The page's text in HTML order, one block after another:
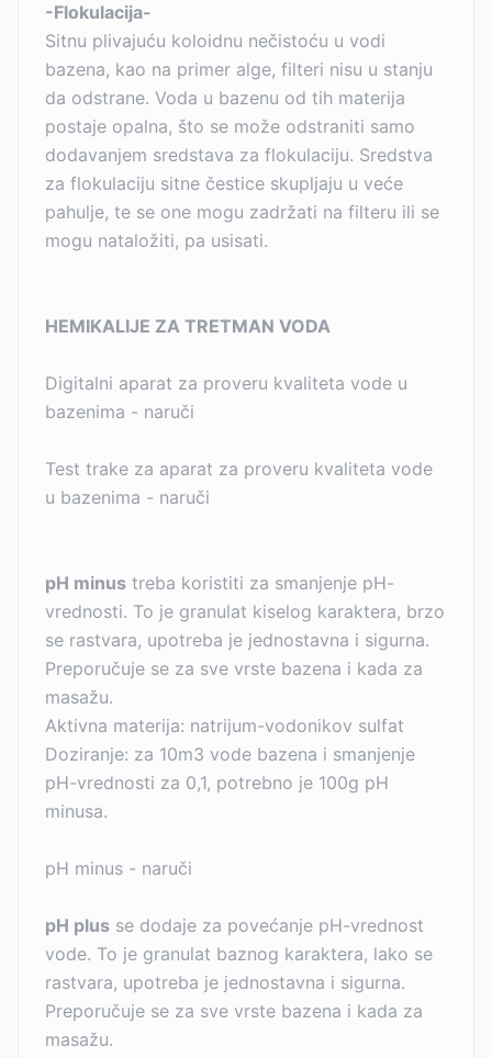
-Flokulacija-
Sitnu plivajuću koloidnu nečistoću u vodi
bazena, kao na primer alge, filteri nisu u stanju
da odstrane. Voda u bazenu od tih materija
postaje opalna, što se može odstraniti samo
dodavanjem sredstava za flokulaciju. Sredstva
za flokulaciju sitne čestice skupljaju u veće
pahulje, te se one mogu zadržati na filteru ili se
mogu nataložiti, pa usisati.
HEMIKALIJE ZA TRETMAN VODA
Digitalni aparat za proveru kvaliteta vode u
bazenima - naruči
Test trake za aparat za proveru kvaliteta vode
u bazenima - naruči
pH minus treba koristiti za smanjenje pH-
vrednosti. To je granulat kiselog karaktera, brzo
se rastvara, upotreba je jednostavna i sigurna.
Preporučuje se za sve vrste bazena i kada za
masažu.
Aktivna materija: natrijum-vodonikov sulfat
Doziranje: za 10m3 vode bazena i smanjenje
pH-vrednosti za 0,1, potrebno je 100g pH
minusa.
pH minus - naruči
pH plus se dodaje za povećanje pH-vrednost
vode. To je granulat baznog karaktera, lako se
rastvara, upotreba je jednostavna i sigurna.
Preporučuje se za sve vrste bazena i kada za
masažu.